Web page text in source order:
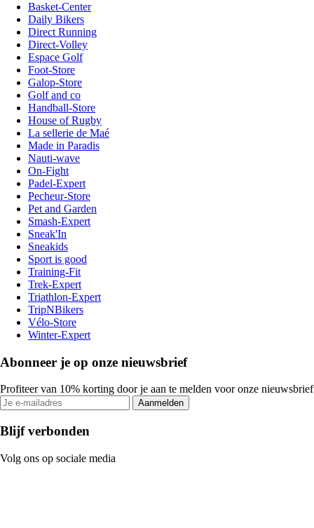
Basket-Center
Daily Bikers
Direct Running
Direct-Volley
Espace Golf
Foot-Store
Galop-Store
Golf and co
Handball-Store
House of Rugby
La sellerie de Maé
Made in Paradis
Nauti-wave
On-Fight
Padel-Expert
Pecheur-Store
Pet and Garden
Smash-Expert
Sneak'In
Sneakids
Sport is good
Training-Fit
Trek-Expert
Triathlon-Expert
TripNBikers
Vélo-Store
Winter-Expert
Abonneer je op onze nieuwsbrief
Profiteer van 10% korting door je aan te melden voor onze nieuwsbrief
Aanmelden
Blijf verbonden
Volg ons op sociale media